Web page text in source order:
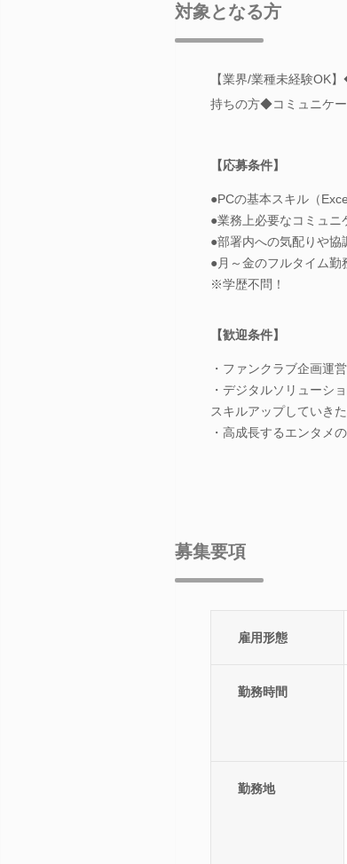
対象となる方
【業界/業種未経験OK
持ちの方◆コミュニケ
【応募条件】
●PCの基本スキル（
●業務上必要なコミュ
●部署内への気配りや
●月～金のフルタイム勤
※学歴不問！
【歓迎条件】
・ファンクラブ企画運
・デジタルソリューシ
スキルアップしていき
・高成長するエンタメ
募集要項
雇用形態
勤務時間
勤務地